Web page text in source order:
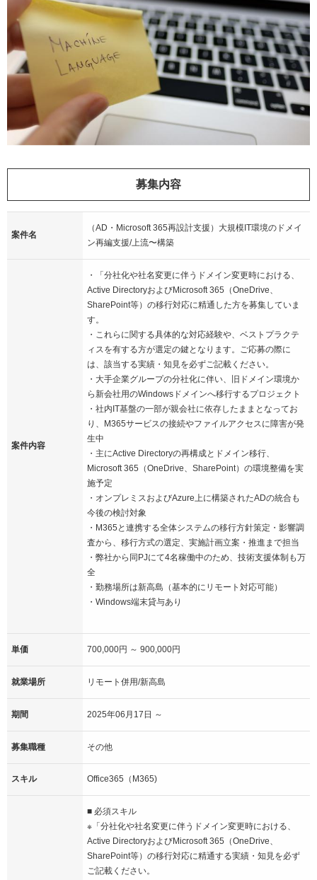
募集内容
案件名
（AD・Microsoft 365再設計支援）大規模IT環境のドメイ
ン再編支援/上流〜構築
案件内容
・「分社化や社名変更に伴うドメイン変更時における、
Active DirectoryおよびMicrosoft 365（OneDrive、
SharePoint等）の移行対応に精通した方を募集していま
す。
・これらに関する具体的な対応経験や、ベストプラクテ
ィスを有する方が選定の鍵となります。ご応募の際に
は、該当する実績・知見を必ずご記載ください。
・大手企業グループの分社化に伴い、旧ドメイン環境か
ら新会社用のWindowsドメインへ移行するプロジェクト
・社内IT基盤の一部が親会社に依存したままとなってお
り、M365サービスの接続やファイルアクセスに障害が発
生中
・主にActive Directoryの再構成とドメイン移行、
Microsoft 365（OneDrive、SharePoint）の環境整備を実
施予定
・オンプレミスおよびAzure上に構築されたADの統合も
今後の検討対象
・M365と連携する全体システムの移行方針策定・影響調
査から、移行方式の選定、実施計画立案・推進まで担当
・弊社から同PJにて4名稼働中のため、技術支援体制も万
全
・勤務場所は新高島（基本的にリモート対応可能）
・Windows端末貸与あり
単価 700,000円 ～ 900,000円
就業場所 リモート併用/新高島
期間 2025年06月17日 ～
募集職種 その他
スキル Office365（M365)
■ 必須スキル
※「分社化や社名変更に伴うドメイン変更時における、
Active DirectoryおよびMicrosoft 365（OneDrive、
SharePoint等）の移行対応に精通する実績・知見を必ず
ご記載ください。